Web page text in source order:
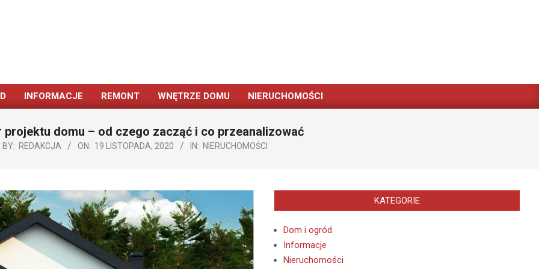
Primary
Menu
INFORMACJE REMONT WNĘTRZE DOMU NIERUCHOMOŚCI
projektu domu – od czego zacząć i co przeanalizować
BY: REDAKCJA ON: 19 LISTOPADA, 2020 IN: NIERUCHOMOŚCI
KATEGORIE
Dom i ogród
Informacje
Nieruchomości